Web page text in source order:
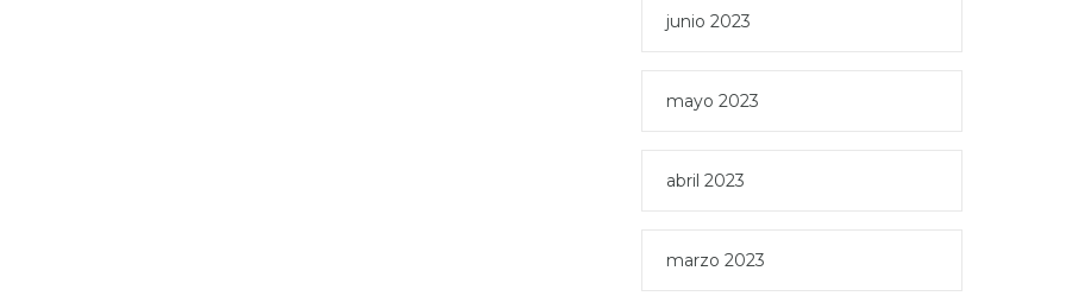
junio 2023
mayo 2023
abril 2023
marzo 2023